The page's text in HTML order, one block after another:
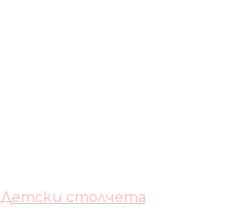
Детски столчета